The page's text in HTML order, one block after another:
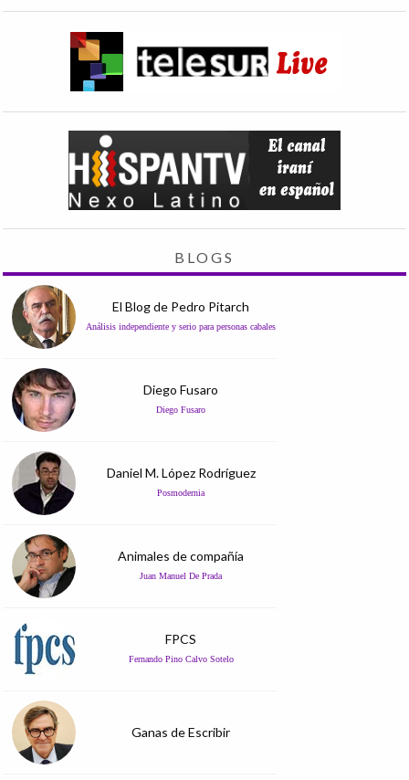
BLOGS
El Blog de Pedro Pitarch
Análisis independiente y serio para personas cabales
Diego Fusaro
Diego Fusaro
Daniel M. López Rodríguez
Posmodernia
Animales de compañía
Juan Manuel De Prada
FPCS
Fernando Pino Calvo Sotelo
Ganas de Escribir